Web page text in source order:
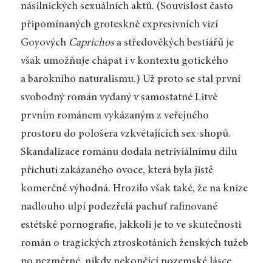
násilnických sexuálních aktů. (Souvislost často
připomínaných groteskně expresivních vizí
Goyových Caprichosa středověkých bestiářů je
však umožňuje chápat i v kontextu gotického
a barokního naturalismu.) Už proto se stal první
svobodný román vydaný v samostatné Litvě
prvním románem vykázaným z veřejného
prostoru do pološera vzkvétajících sex-shopů.
Skandalizace románu dodala netriviálnímu dílu
příchuti zakázaného ovoce, která byla jistě
komerčně výhodná. Hrozilo však také, že na knize
nadlouho ulpí podezřelá pachuť rafinované
estétské pornografie, jakkoli je to ve skutečnosti
román o tragických ztroskotáních ženských tužeb